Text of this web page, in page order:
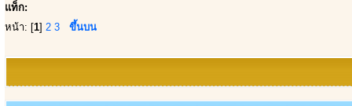
แท็ก:
หน้า: [1] 2 3 ขึ้นบน